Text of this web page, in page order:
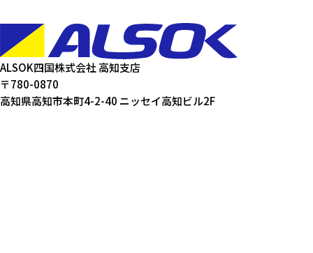
ALSOK四国株式会社 高知支店
〒780-0870
高知県高知市本町4-2-40 ニッセイ高知ビル2F